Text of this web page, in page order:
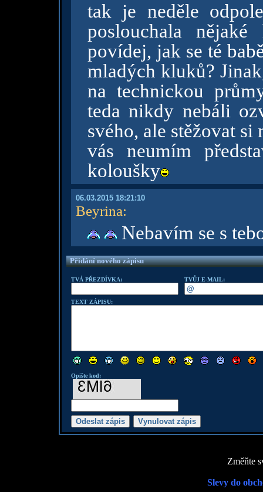
tak je neděle
poslouchala
povídej, jak se té
mladých kluků?
na technickou
teda nikdy nebáli
svého, ale stěžovat si
vás neumím
koloušky
06.03.2015 18:21:10
Beyrina:
Nebavím se s
Přidání nového zápisu
TVÁ PŘEZDÍVKA: TVŮJ E-MAIL:
TEXT ZÁPISU:
Opište kod:
Změňte
Slevy do